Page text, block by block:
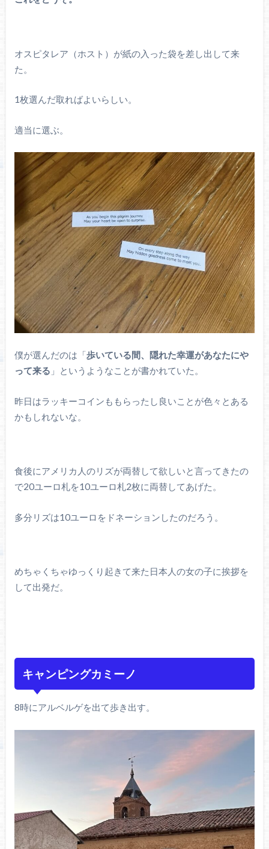
オスピタレア（ホスト）が紙の入った袋を差し出して来
た。
1枚選んだ取ればよいらしい。
適当に選ぶ。
僕が選んだのは「歩いている間、隠れた幸運があなたにや
って来る 」というようなことが書かれていた。
昨日はラッキーコインももらったし良いことが色々とある
かもしれないな。
食後にアメリカ人のリズが両替して欲しいと言ってきたの
で20ユーロ札を10ユーロ札2枚に両替してあげた。
多分リズは10ユーロをドネーションしたのだろう。
めちゃくちゃゆっくり起きて来た日本人の女の子に挨拶を
して出発だ。
キャンピングカミーノ
8時にアルベルゲを出て歩き出す。